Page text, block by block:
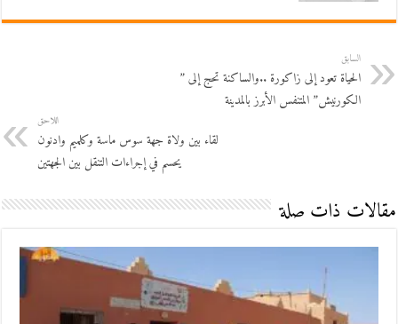
السابق
الحياة تعود إلى زاكورة ..والساكنة تحج إلى ”
الكورنيش” المتنفس الأبرز بالمدينة
اللاحق
لقاء بين ولاة جهة سوس ماسة وكلميم وادنون
يحسم في إجراءات التنقل بين الجهتين
مقالات ذات صلة